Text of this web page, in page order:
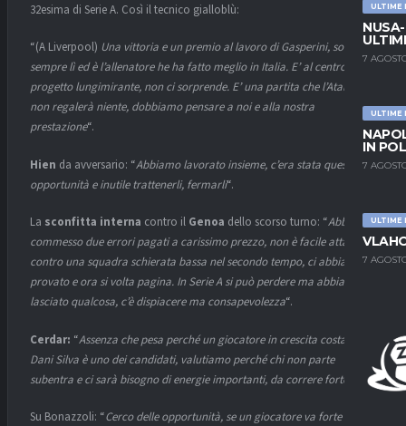
ULTIME
7
ULTIME
IN
7
ULTIME
7
32esima di Serie A. Così il tecnico gialloblù:
“(A Liverpool) Una vittoria e un premio al lavoro di Gasperini, sono
sempre lì ed è l’allenatore he ha fatto meglio in Italia. E’ al centro di un
progetto lungimirante, non ci sorprende. E’ una partita che l’Atalanta
non regalerà niente, dobbiamo pensare a noi e alla nostra
prestazione“.
Hien da avversario: “Abbiamo lavorato insieme, c’era stata questa
opportunità e inutile trattenerli, fermarli“.
La sconfitta interna contro il Genoa dello scorso turno: “Abbiamo
commesso due errori pagati a carissimo prezzo, non è facile attaccare
contro una squadra schierata bassa nel secondo tempo, ci abbiamo
provato e ora si volta pagina. In Serie A si può perdere ma abbiamo
lasciato qualcosa, c’è dispiacere ma consapevolezza“.
Cerdar: “Assenza che pesa perché un giocatore in crescita costante,
Dani Silva è uno dei candidati, valutiamo perché chi non parte
subentra e ci sarà bisogno di energie importanti, da correre forte
Su Bonazzoli: “Cerco delle opportunità, se un giocatore va forte lo